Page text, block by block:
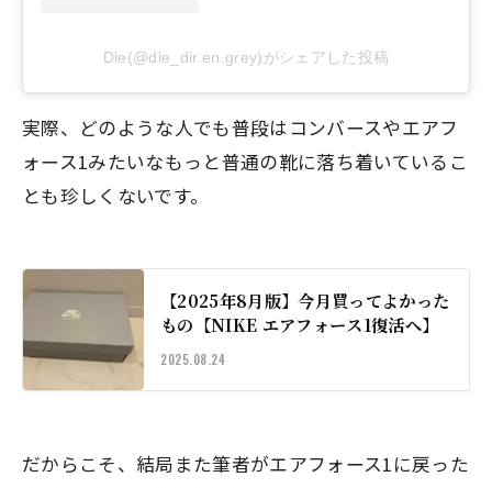
Die(@die_dir.en.grey)がシェアした投稿
実際、どのような人でも普段はコンバースやエアフ
ォース1みたいなもっと普通の靴に落ち着いているこ
とも珍しくないです。
【2025年8月版】今月買ってよかった
もの【NIKE エアフォース1復活へ】
2025.08.24
だからこそ、結局また筆者がエアフォース1に戻った